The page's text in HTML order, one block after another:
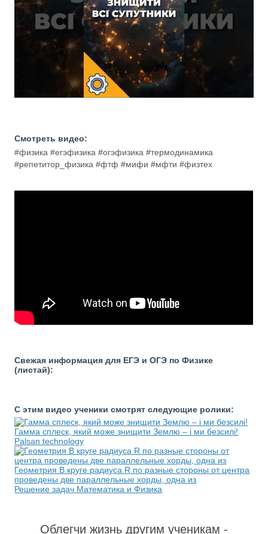
Смотреть видео:
#физика #егэфизика #огэфизика #термодинамика
#репетитор_физика #фтф #мифи #мфти #физтех
Свежая информация для ЕГЭ и ОГЭ по Физике
(листай):
С этим видео ученики смотрят следующие ролики:
Гамма сплеск, який може знищити Землю – і ми безсилі!
Palsan technology
Геометрия В круге радиуса R по разные стороны от центра
проведены две параллельные хорды, одна из
Решение задач Математика и Физика
Облегчи жизнь другим ученикам -